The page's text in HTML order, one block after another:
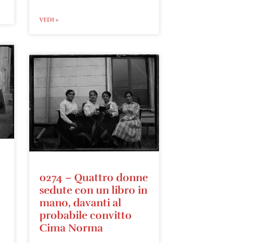
VEDI »
0274 – Quattro donne
sedute con un libro in
mano, davanti al
probabile convitto
Cima Norma